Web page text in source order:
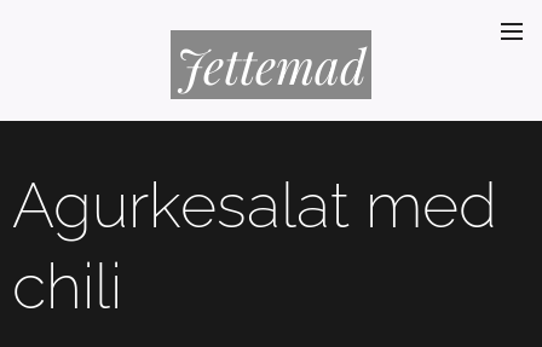
Jettemad
Agurkesalat med
chili